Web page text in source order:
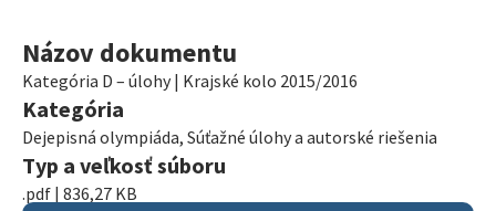
Názov dokumentu
Kategória D – úlohy | Krajské kolo 2015/2016
Kategória
Dejepisná olympiáda, Súťažné úlohy a autorské riešenia
Typ a veľkosť súboru
.pdf | 836,27 KB